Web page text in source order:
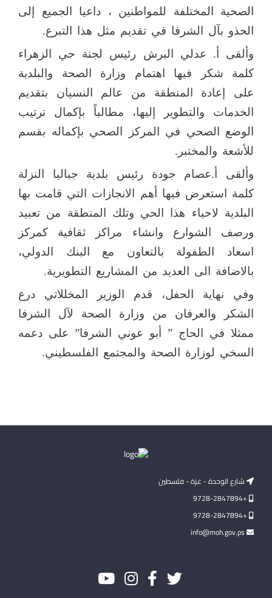
الصحية المختلفة للمواطنين ، داعيا الجميع إلى
الحذو بآل الشرفا في تقديم مثل هذا التبرع.
وألقى أ. عدلي البرش رئيس لجنة حي الزهراء
كلمة شكر فيها اهتمام وزارة الصحة والبلدية
على إعادة المنطقة من عالم النسيان بتقديم
الخدمات والتطوير إليها، مطالباً بإكمال ترتيب
الوضع الصحي في المركز الصحي بإكماله بقسم
للأشعة والمختبر.
وألقى أ.عصام جودة رئيس بلدية جباليا النزلة
كلمة استعرض فيها أهم الانجازات التي قامت بها
البلدية لاحياء هذا الحي وتلك المنطقة من تعبيد
ورصف الشوارع وانشاء مراكز ثقافية كمركز
اسعاد الطفولة بالتعاون مع البنك الدولي،
بالاضافة الى العديد من المشاريع التطويرية.
وفي نهاية الحفل، قدم الوزير المخللاتي درع
الشكر والعرفان من وزارة الصحة لآل الشرفا
ممثلا في الحاج ” أبو عوني الشرفا” على دعمه
السخي لوزارة الصحة والمجتمع الفلسطيني.
شارع الوحدة - غزة - فلسطين
+9728-2847894
+9728-2847894